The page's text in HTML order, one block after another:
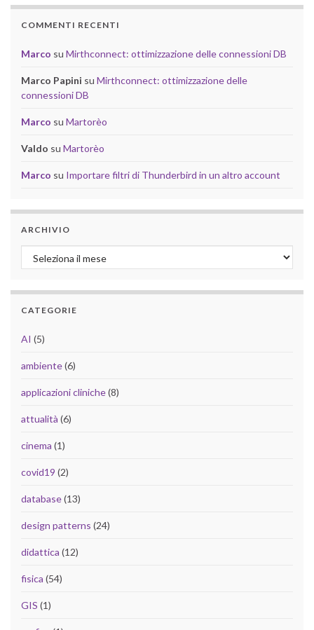
COMMENTI RECENTI
Marco su Mirthconnect: ottimizzazione delle connessioni DB
Marco Papini su Mirthconnect: ottimizzazione delle
connessioni DB
Marco su Martorèo
Valdo su Martorèo
Marco su Importare filtri di Thunderbird in un altro account
ARCHIVIO
Archivio
CATEGORIE
AI (5)
ambiente(6)
applicazioni cliniche(8)
attualità (6)
cinema (1)
covid19 (2)
database(13)
design patterns (24)
didattica (12)
fisica (54)
GIS (1)